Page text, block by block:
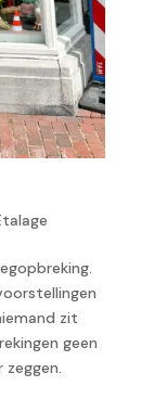
zit
geen